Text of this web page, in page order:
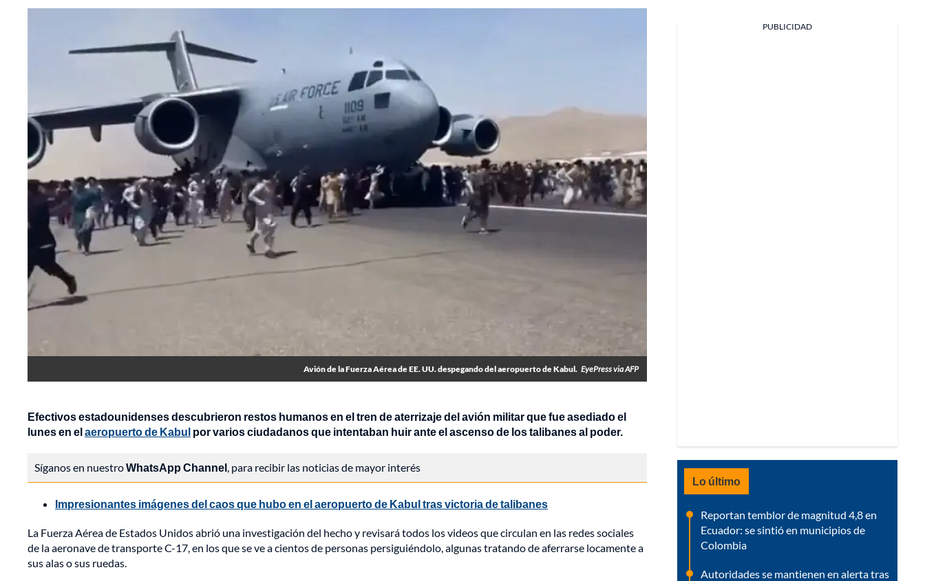
Avión de la Fuerza Aérea de EE. UU. despegando del aeropuerto de Kabul. EyePress via AFP
Efectivos estadounidenses descubrieron restos humanos en el tren de aterrizaje del avión militar que fue asediado el
lunes en elaeropuerto de Kabul por varios ciudadanos que intentaban huir ante el ascenso de los talibanes al poder.
Síganos en nuestroWhatsApp Channel, para recibir las noticias de mayor interés
Impresionantes imágenes del caos que hubo en el aeropuerto de Kabul tras victoria de talibanes
La Fuerza Aérea de Estados Unidos abrió una investigación del hecho y revisará todos los videos que circulan en las redes sociales
de la aeronave de transporte C-17, en los que se ve a cientos de personas persiguiéndolo, algunas tratando de aferrarse locamente a
sus alas o sus ruedas.
PUBLICIDAD
Lo último
Reportan temblor de magnitud 4,8 en
Ecuador: se sintió en municipios de
Colombia
Autoridades se mantienen en alerta tras